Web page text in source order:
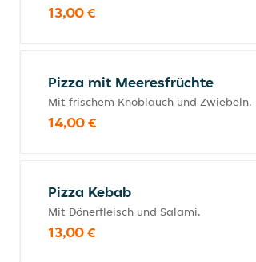
13,00 €
Pizza mit Meeresfrüchte
Mit frischem Knoblauch und Zwiebeln.
14,00 €
Pizza Kebab
Mit Dönerfleisch und Salami.
13,00 €